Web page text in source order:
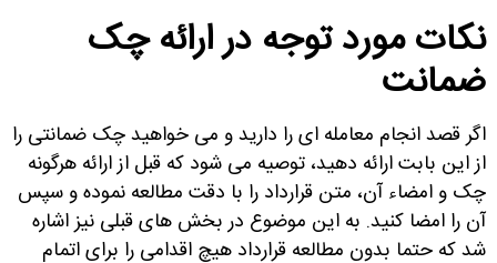
نکات مورد توجه در ارائه چک
ضمانت
اگر قصد انجام معامله ای را دارید و می خواهید چک ضمانتی را
از این بابت ارائه دهید، توصیه می شود که قبل از ارائه هرگونه
چک و امضاء آن، متن قرارداد را با دقت مطالعه نموده و سپس
آن را امضا کنید. به این موضوع در بخش های قبلی نیز اشاره
شد که حتما بدون مطالعه قرارداد هیچ اقدامی را برای اتمام